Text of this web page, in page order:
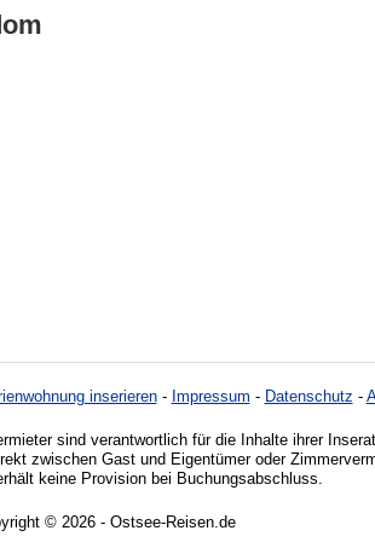
inserieren- Impressum - Datenschutz -
sind verantwortlich für die Inhalte ihrer
zwischen Gast und Eigentümer oder
keine Provision bei Buchungsabschluss.
© 2026 - Ostsee-Reisen.de